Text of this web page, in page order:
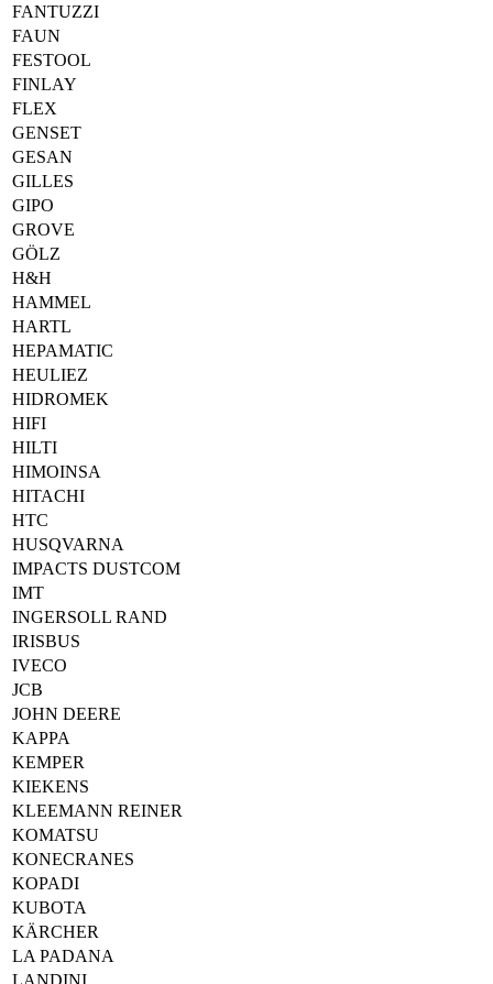
FANTUZZI
FAUN
FESTOOL
FINLAY
FLEX
GENSET
GESAN
GILLES
GIPO
GROVE
GÖLZ
H&H
HAMMEL
HARTL
HEPAMATIC
HEULIEZ
HIDROMEK
HIFI
HILTI
HIMOINSA
HITACHI
HTC
HUSQVARNA
IMPACTS DUSTCOM
IMT
INGERSOLL RAND
IRISBUS
IVECO
JCB
JOHN DEERE
KAPPA
KEMPER
KIEKENS
KLEEMANN REINER
KOMATSU
KONECRANES
KOPADI
KUBOTA
KÄRCHER
LA PADANA
LANDINI